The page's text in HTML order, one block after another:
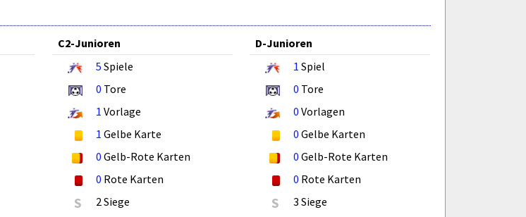
C2-Junioren
5 Spiele
0 Tore
1 Vorlage
1 Gelbe Karte
0 Gelb-Rote Karten
0 Rote Karten
S 2 Siege
D-Junioren
1 Spiel
0 Tore
0 Vorlagen
0 Gelbe Karten
0 Gelb-Rote Karten
0 Rote Karten
S 3 Siege